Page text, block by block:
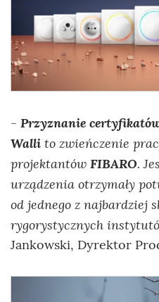
- Przyznanie
Walli to zwieńczenie
projektantów FIBARO.
urządzenia otrzymały
od jednego z najbardziej
rygorystycznych
Jankowski, Dyrektor